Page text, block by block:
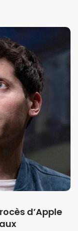
d’Apple